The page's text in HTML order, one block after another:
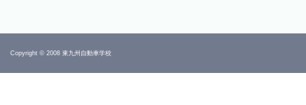
Copyright © 2008 東九州自動車学校